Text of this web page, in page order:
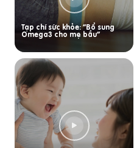
Tạp chí sức khỏe: “Bổ sung
Omega3 cho mẹ bầu”